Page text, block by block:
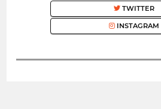
TWITTER
INSTAGRAM